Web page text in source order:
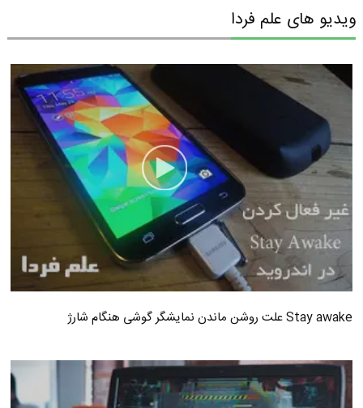
ویدیو های علم فردا
Stay awake علت روشن ماندن نمایشگر گوشی هنگام شارژ